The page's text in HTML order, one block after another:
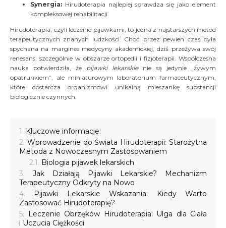
Synergia: Hirudoterapia najlepiej sprawdza się jako element
kompleksowej rehabilitacji.
Hirudoterapia, czyli leczenie pijawkami, to jedna z najstarszych metod
terapeutycznych znanych ludzkości. Choć przez pewien czas była
spychana na margines medycyny akademickiej, dziś przeżywa swój
renesans, szczególnie w obszarze ortopedii i fizjoterapii. Współczesna
nauka potwierdziła, że pijawki lekarskienie są jedynie „żywym
opatrunkiem”, ale miniaturowym laboratorium farmaceutycznym,
które dostarcza organizmowi unikalną mieszankę substancji
biologicznie czynnych.
Kluczowe informacje:
Wprowadzenie do Świata Hirudoterapii: Starożytna
Metoda z Nowoczesnym Zastosowaniem
Biologia pijawek lekarskich
Jak Działają Pijawki Lekarskie? Mechanizm
Terapeutyczny Odkryty na Nowo
Pijawki Lekarskie Wskazania: Kiedy Warto
Zastosować Hirudoterapię?
Leczenie Obrzęków Hirudoterapia: Ulga dla Ciała
i Uczucia Ciężkości